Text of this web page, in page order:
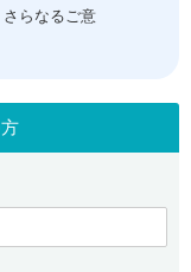
らなるご意